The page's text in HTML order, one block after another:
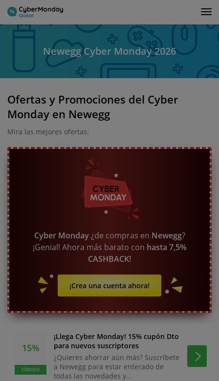
Newegg Cyber Monday 2026
Ofertas y Promociones del Cyber
Monday en Newegg
Mira las mejores ofertas:
Cyber Monday¿de compras en Newegg?
¡Genial! Ahora más barato con hasta 7,5%
CASHBACK!
¡Crea una cuenta ahora!
15%
CÓDIGO
¡Llega Cyber Monday! 15% cupón Dto
para nuevos suscriptores
¿Quieres ahorrar aún más? Suscríbete
a Newegg para estar enterado de
todas las novedades y...